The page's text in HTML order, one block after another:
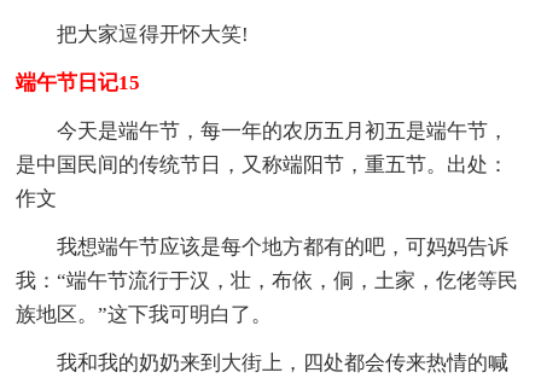
把大家逗得开怀大笑!
端午节日记15
今天是端午节，每一年的农历五月初五是端午节，
是中国民间的传统节日，又称端阳节，重五节。出处：
作文
我想端午节应该是每个地方都有的吧，可妈妈告诉
我：“端午节流行于汉，壮，布依，侗，土家，仡佬等民
族地区。”这下我可明白了。
我和我的奶奶来到大街上，四处都会传来热情的喊